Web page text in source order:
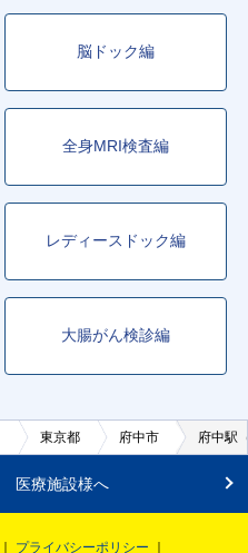
脳ドック編
全身MRI検査編
レディースドック編
大腸がん検診編
東京都 府中市 府中駅
医療施設様へ
プライバシーポリシー